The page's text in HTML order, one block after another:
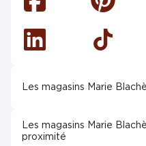
Facebook Pinterest
Linkedin Tiktok
Les magasins Marie
Les magasins Marie
proximité